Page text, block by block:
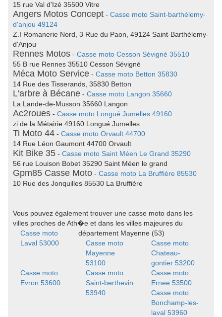
15 rue Val d'Izé 35500 Vitre
Angers Motos Concept - Casse moto Saint-barthélemy-
d'anjou 49124
Z.I Romanerie Nord, 3 Rue du Paon, 49124 Saint-Barthélemy-
d'Anjou
Rennes Motos - Casse moto Cesson Sévigné 35510
55 B rue Rennes 35510 Cesson Sévigné
Méca Moto Service - Casse moto Betton 35830
14 Rue des Tisserands, 35830 Betton
L'arbre à Bécane - Casse moto Langon 35660
La Lande-de-Musson 35660 Langon
Ac2roues - Casse moto Longué Jumelles 49160
zi de la Métairie 49160 Longué Jumelles
Ti Moto 44 - Casse moto Orvault 44700
14 Rue Léon Gaumont 44700 Orvault
Kit Bike 35 - Casse moto Saint Méen Le Grand 35290
56 rue Louison Bobet 35290 Saint Méen le grand
Gpm85 Casse Moto - Casse moto La Bruffière 85530
10 Rue des Jonquilles 85530 La Bruffière
Vous pouvez également trouver une casse moto dans les
villes proches de Ath�e et dans les villes majeures du
département Mayenne (53)
Casse moto
Laval 53000
Casse moto
Mayenne
53100
Casse moto
Chateau-
gontier 53200
Casse moto
Evron 53600
Casse moto
Saint-berthevin
53940
Casse moto
Ernee 53500
Casse moto
Bonchamp-les-
laval 53960